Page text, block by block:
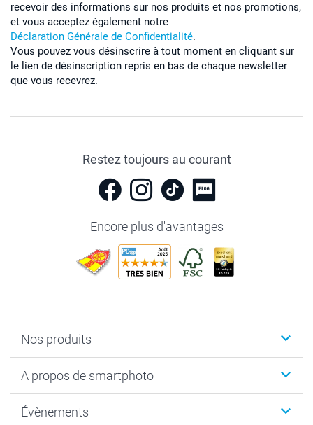
recevoir des informations sur nos produits et nos promotions,
et vous acceptez également notre
Déclaration Générale de Confidentialité.
Vous pouvez vous désinscrire à tout moment en cliquant sur
le lien de désinscription repris en bas de chaque newsletter
que vous recevrez.
Restez toujours au courant
Encore plus d'avantages
Nos produits
Cadeaux photo
MyNameBook
A propos de smartphoto
Durabilité
Évènements